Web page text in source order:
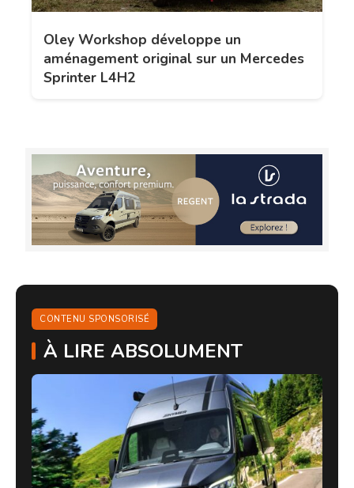
Oley Workshop développe un
aménagement original sur un Mercedes
Sprinter L4H2
CONTENU SPONSORISÉ
À LIRE ABSOLUMENT